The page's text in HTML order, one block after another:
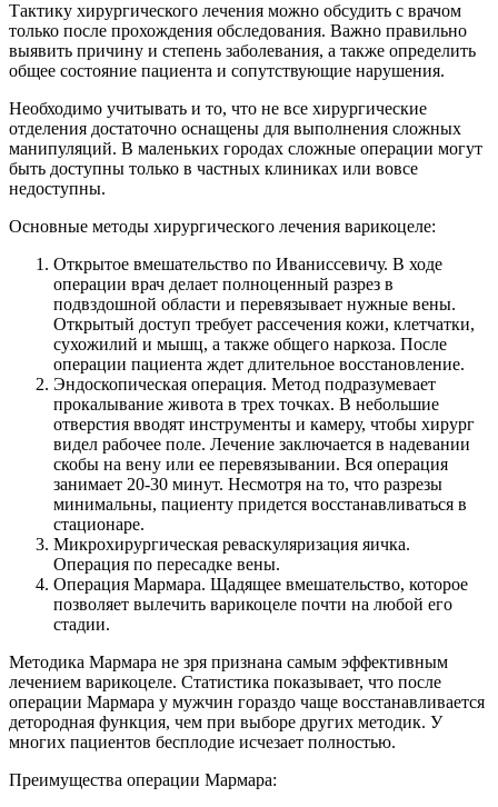
Тактику хирургического лечения можно обсудить с врачом
только после прохождения обследования. Важно правильно
выявить причину и степень заболевания, а также определить
общее состояние пациента и сопутствующие нарушения.
Необходимо учитывать и то, что не все хирургические
отделения достаточно оснащены для выполнения сложных
манипуляций. В маленьких городах сложные операции могут
быть доступны только в частных клиниках или вовсе
недоступны.
Основные методы хирургического лечения варикоцеле:
Открытое вмешательство по Иваниссевичу. В ходе
операции врач делает полноценный разрез в
подвздошной области и перевязывает нужные вены.
Открытый доступ требует рассечения кожи, клетчатки,
сухожилий и мышц, а также общего наркоза. После
операции пациента ждет длительное восстановление.
Эндоскопическая операция. Метод подразумевает
прокалывание живота в трех точках. В небольшие
отверстия вводят инструменты и камеру, чтобы хирург
видел рабочее поле. Лечение заключается в надевании
скобы на вену или ее перевязывании. Вся операция
занимает 20-30 минут. Несмотря на то, что разрезы
минимальны, пациенту придется восстанавливаться в
стационаре.
Микрохирургическая реваскуляризация яичка.
Операция по пересадке вены.
Операция Мармара. Щадящее вмешательство, которое
позволяет вылечить варикоцеле почти на любой его
стадии.
Методика Мармара не зря признана самым эффективным
лечением варикоцеле. Статистика показывает, что после
операции Мармара у мужчин гораздо чаще восстанавливается
детородная функция, чем при выборе других методик. У
многих пациентов бесплодие исчезает полностью.
Преимущества операции Мармара: